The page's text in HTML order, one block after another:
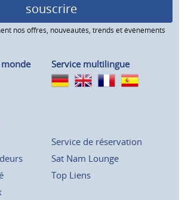
souscrire
nos offres, nouveautés, trends et événements
Service multilingue
Service de réservation
Sat Nam Lounge
Top Liens